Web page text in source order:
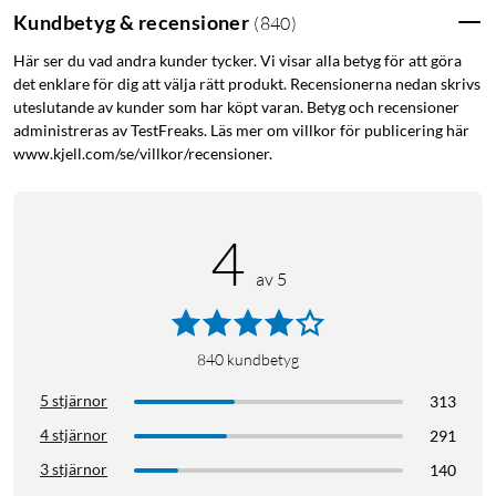
Kundbetyg & recensioner (840)
Här ser du vad andra kunder tycker. Vi visar alla betyg för att göra
det enklare för dig att välja rätt produkt. Recensionerna nedan skrivs
uteslutande av kunder som har köpt varan. Betyg och recensioner
administreras av TestFreaks. Läs mer om villkor för publicering här
www.kjell.com/se/villkor/recensioner.
4 av 5
840 kundbetyg
5 stjärnor
313
4 stjärnor
291
3 stjärnor
140